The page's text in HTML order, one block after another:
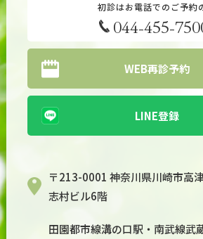
初診はお電話でのご予約
044-455-
WEB再診予約
LINE登録
〒213-0001 神奈川県川崎市高
志村ビル6階
田園都市線溝の口駅・南武線武